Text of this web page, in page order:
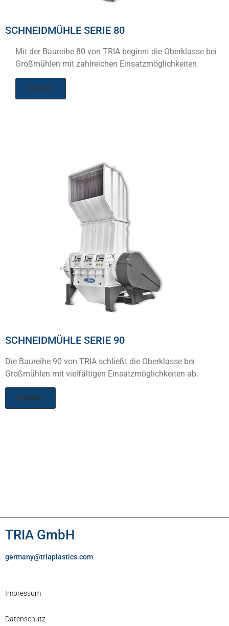
SCHNEIDMÜHLE SERIE 80
Mit der Baureihe 80 von TRIA beginnt die Oberklasse bei
Großmühlen mit zahlreichen Einsatzmöglichkeiten.
Details
SCHNEIDMÜHLE SERIE 90
Die Baureihe 90 von TRIA schließt die Oberklasse bei
Großmühlen mit vielfältigen Einsatzmöglichkeiten ab.
Details
TRIA GmbH
germany@triaplastics.com
Impressum
Datenschutz